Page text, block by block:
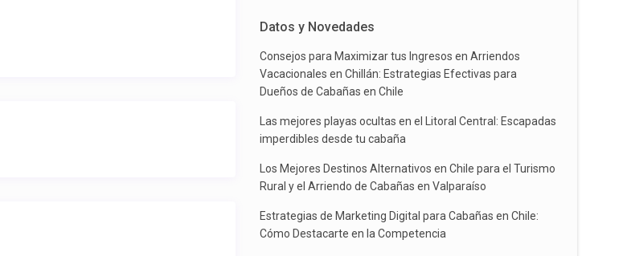
Datos y Novedades
Consejos para Maximizar tus Ingresos en Arriendos
Vacacionales en Chillán: Estrategias Efectivas para
Dueños de Cabañas en Chile
Las mejores playas ocultas en el Litoral Central: Escapadas
imperdibles desde tu cabaña
Los Mejores Destinos Alternativos en Chile para el Turismo
Rural y el Arriendo de Cabañas en Valparaíso
Estrategias de Marketing Digital para Cabañas en Chile:
Cómo Destacarte en la Competencia